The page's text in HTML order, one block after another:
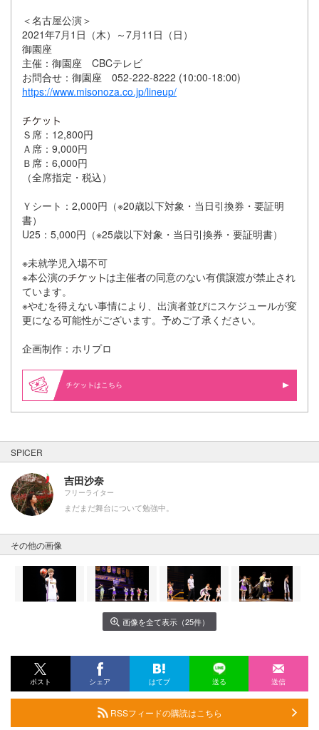
＜名古屋公演＞
2021年7月1日（木）～7月11日（日）
御園座
主催：御園座 CBCテレビ
お問合せ：御園座 052-222-8222 (10:00-18:00)
https://www.misonoza.co.jp/lineup/
Ｓ席：12,800円
Ａ席：9,000円
Ｂ席：6,000円
（全席指定・税込）
Ｙシート：2,000円（※20歳以下対象・当日引換券・要証明
書）
U25：5,000円（※25歳以下対象・当日引換券・要証明書）
※未就学児入場不可
※本公演の
は主催者の同意のない有償譲渡が禁止され
ています。
※やむを得えない事情により、出演者並びにスケジュールが変
更になる可能性がございます。予めご了承ください。
企画制作：ホリプロ
はこちら
SPICER
吉田沙奈
フリーライター
まだまだ舞台について勉強中。
その他の画像
画像を全て表示（25件）
ポスト シェア はてブ 送る 送信
RSSフィードの購読はこちら